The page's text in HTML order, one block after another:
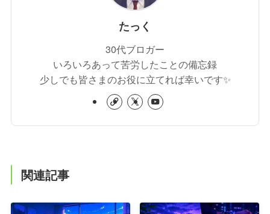
たっく
30代ブロガー
いろいろあって苦労したことの備忘録
少しでも皆さまのお役に立てれば幸いです✨
関連記事